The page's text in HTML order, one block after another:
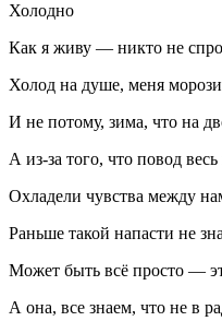
Холодно
Как я живу — никто не
Холод на душе, меня
И не потому, зима, что на
А из-за того, что повод весь
Охладели чувства между
Раньше такой напасти не
Может быть всё просто —
А она, все знаем, что не в